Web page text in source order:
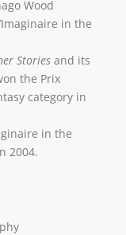
Wood
in the
Stories and its
the Prix
category in
in the
2004.